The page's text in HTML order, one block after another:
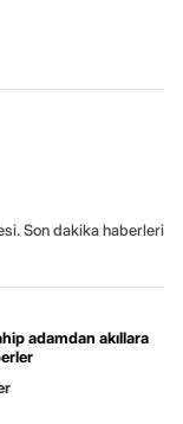
Son dakika haberleri
adamdan akıllara